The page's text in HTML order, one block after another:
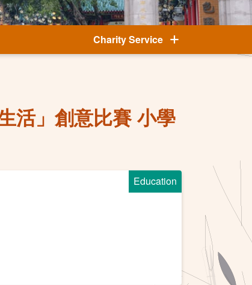
Charity Service
活」創意比賽 小學
Education